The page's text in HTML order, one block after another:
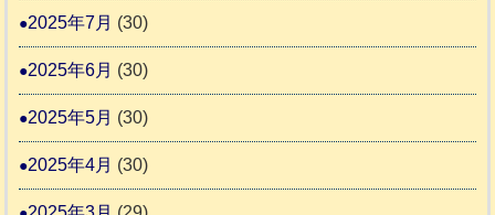
2025年7月 (30)
2025年6月 (30)
2025年5月 (30)
2025年4月 (30)